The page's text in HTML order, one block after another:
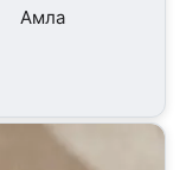
Амла